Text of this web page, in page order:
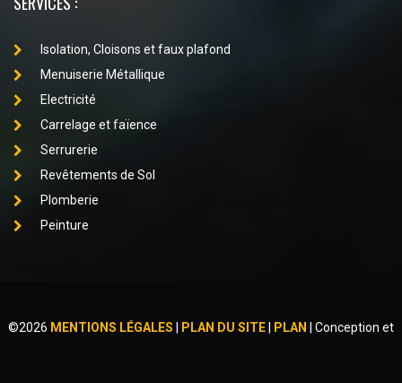
Isolation, Cloisons et faux plafond
Menuiserie Métallique
Electricité
Carrelage et faïence
Serrurerie
Revêtements de Sol
Plomberie
Peinture
©2026 MENTIONS LÉGALES PLAN DU SITE PLAN Conception et